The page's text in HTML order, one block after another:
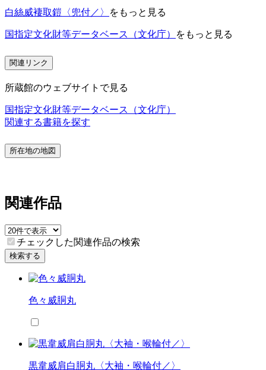
白絲威褄取鎧〈兜付／〉 をもっと見る
国指定文化財等データベース（文化庁） をもっと見る
関連リンク
所蔵館のウェブサイトで見る
国指定文化財等データベース（文化庁）
関連する書籍を探す
所在地の地図
関連作品
チェックした関連作品の検索
検索する
色々威胴丸
黒韋威肩白胴丸〈大袖・喉輪付／〉